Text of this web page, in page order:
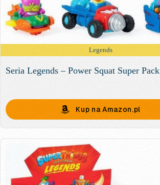
Legends
Seria Legends – Power Squat Super Pack
Kup na Amazon.pl